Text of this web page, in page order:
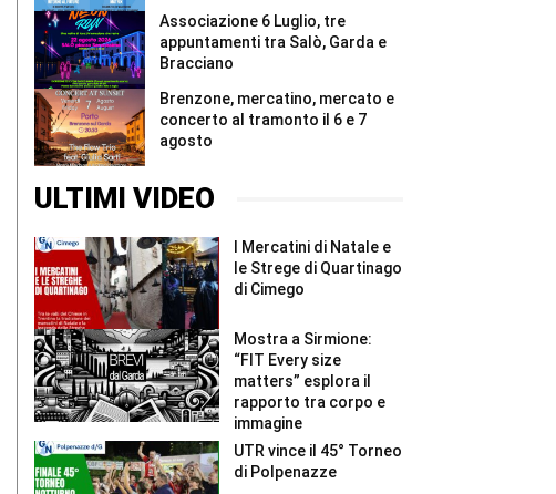
Associazione 6 Luglio, tre
appuntamenti tra Salò, Garda e
Bracciano
Brenzone, mercatino, mercato e
concerto al tramonto il 6 e 7
agosto
ULTIMI VIDEO
I Mercatini di Natale e
le Strege di Quartinago
di Cimego
Mostra a Sirmione:
“FIT Every size
matters” esplora il
rapporto tra corpo e
immagine
UTR vince il 45° Torneo
di Polpenazze